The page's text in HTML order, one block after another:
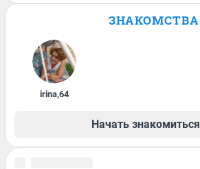
ЗНАКОМСТВА
irina,64
Начать знакомиться